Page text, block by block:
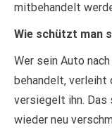
mitbehandelt
Wie schützt man
Wer sein Auto
behandelt, verleiht
versiegelt ihn. Das
wieder neu